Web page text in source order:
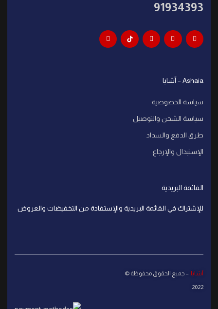
91934393
Ashaia – آشايا
سياسة الخصوصية
سياسة الشحن والتوصيل
طرق الدفع والسداد
الإستبدال والإرجاع
القائمة البريدية
للإشتراك في القائمة البريدية والإستفادة من التخفيضات والعروض
آشايا – جميع الحقوق محفوظة ©
2022